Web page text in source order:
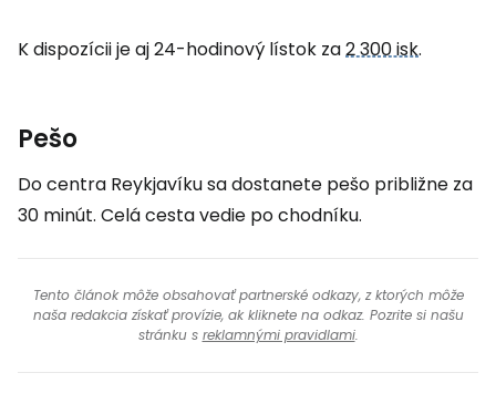
K dispozícii je aj 24-hodinový lístok za2 300 isk.
Pešo
Do centra Reykjavíku sa dostanete pešo približne za
30 minút. Celá cesta vedie po chodníku.
Tento článok môže obsahovať partnerské odkazy, z ktorých môže
naša redakcia získať provízie, ak kliknete na odkaz. Pozrite si našu
stránku s reklamnými pravidlami.